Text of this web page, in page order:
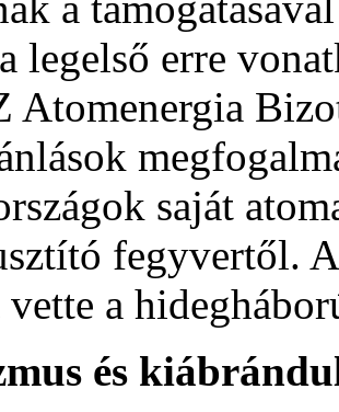
legelső erre
Atomenergia
saját
fegyvertől.
vette a
és